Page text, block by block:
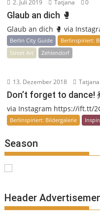
2. Juli 2019 Tatjana 0
Glaub an dich 🥊
Glaub an dich 🥊 via
Berlin City Guide Berlinspiriert:
Street Art
Zehlendorf
13. Dezember 2018 Tatjana
Don’t forget to dance!
via Instagram https://ift.tt/
Berlinspiriert: Bildergalerie
Season
Header